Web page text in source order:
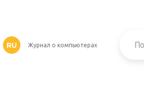
RU Журнал о компьютерах